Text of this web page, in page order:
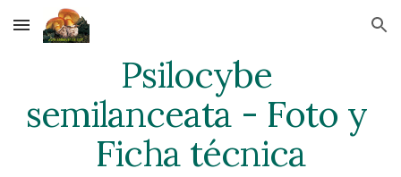
Skip to main content Skip to navigation
Psilocybe
semilanceata - Foto y
Ficha técnica